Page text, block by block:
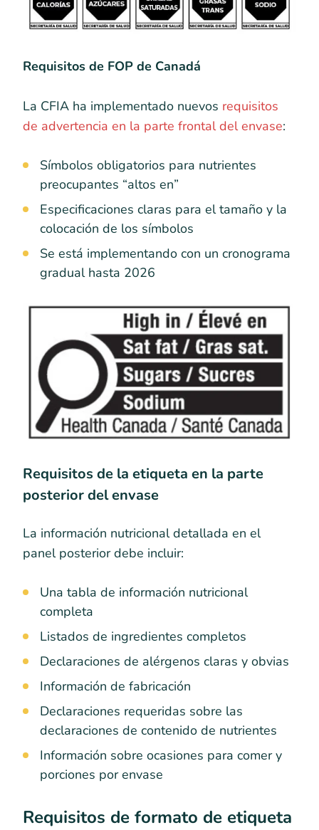
Requisitos de FOP de Canadá
La CFIA ha implementado nuevos requisitos
de advertencia en la parte frontal del envase:
Símbolos obligatorios para nutrientes
preocupantes “altos en”
Especificaciones claras para el tamaño y la
colocación de los símbolos
Se está implementando con un cronograma
gradual hasta 2026
Requisitos de la etiqueta en la parte
posterior del envase
La información nutricional detallada en el
panel posterior debe incluir:
Una tabla de información nutricional
completa
Listados de ingredientes completos
Declaraciones de alérgenos claras y obvias
Información de fabricación
Declaraciones requeridas sobre las
declaraciones de contenido de nutrientes
Información sobre ocasiones para comer y
porciones por envase
Requisitos de formato de etiqueta